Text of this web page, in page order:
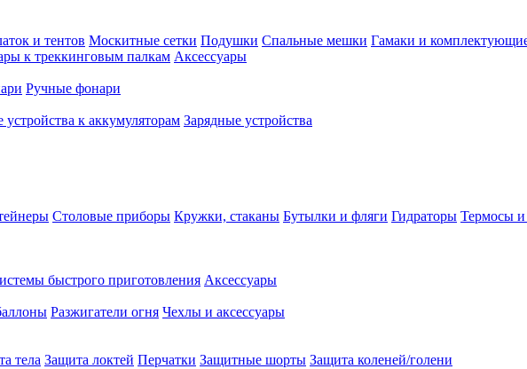
и тентов Москитные сетки Подушки Спальные мешки Гамаки и
к треккинговым палкам Аксессуары
Ручные фонари
устройства к аккумуляторам Зарядные устройства
Столовые приборы Кружки, стаканы Бутылки и фляги Гидраторы Термосы
быстрого приготовления Аксессуары
Разжигатели огня Чехлы и аксессуары
тела Защита локтей Перчатки Защитные шорты Защита коленей/голени